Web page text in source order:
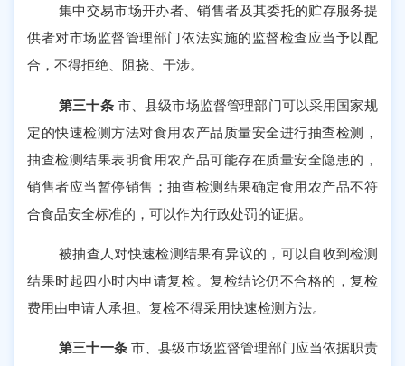
集中交易市场开办者、销售者及其委托的贮存服务提
供者对市场监督管理部门依法实施的监督检查应当予以配
合，不得拒绝、阻挠、干涉。
第三十条 市、县级市场监督管理部门可以采用国家规
定的快速检测方法对食用农产品质量安全进行抽查检测，
抽查检测结果表明食用农产品可能存在质量安全隐患的，
销售者应当暂停销售；抽查检测结果确定食用农产品不符
合食品安全标准的，可以作为行政处罚的证据。
被抽查人对快速检测结果有异议的，可以自收到检测
结果时起四小时内申请复检。复检结论仍不合格的，复检
费用由申请人承担。复检不得采用快速检测方法。
第三十一条 市、县级市场监督管理部门应当依据职责